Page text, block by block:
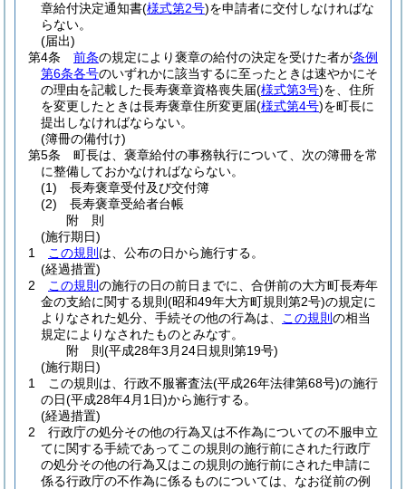
章給付決定通知書(様式第2号)を申請者に交付しなければな
らない。
(届出)
第4条
前条の規定により褒章の給付の決定を受けた者が条例
第6条各号のいずれかに該当するに至ったときは速やかにそ
の理由を記載した長寿褒章資格喪失届(様式第3号)を、住所
を変更したときは長寿褒章住所変更届(様式第4号)を町長に
提出しなければならない。
(簿冊の備付け)
第5条
町長は、褒章給付の事務執行について、次の簿冊を常
に整備しておかなければならない。
(1)
長寿褒章受付及び交付簿
(2)
長寿褒章受給者台帳
附 則
(施行期日)
1
この規則 は、公布の日から施行する。
(経過措置)
2
この規則 の施行の日の前日までに、合併前の大方町長寿年
金の支給に関する規則 (昭和49年大方町規則第2号)の規定に
よりなされた処分、手続その他の行為は、
この規則 の相当
規定によりなされたものとみなす。
附 則(平成28年3月24日規則第19号)
(施行期日)
1
この規則は、行政不服審査法(平成26年法律第68号)の施行
の日(平成28年4月1日)から施行する。
(経過措置)
2
行政庁の処分その他の行為又は不作為についての不服申立
てに関する手続であってこの規則の施行前にされた行政庁
の処分その他の行為又はこの規則の施行前にされた申請に
係る行政庁の不作為に係るものについては、なお従前の例